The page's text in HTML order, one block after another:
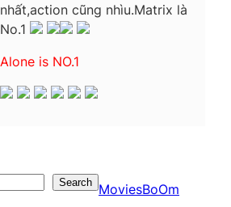
nhất,action cũng nhìu.Matrix là
No.1
Alone is NO.1
Search MoviesBoOm